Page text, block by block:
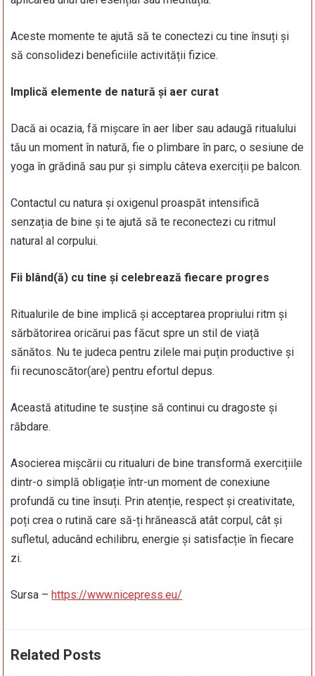
Aceste momente te ajută să te conectezi cu tine însuți și
să consolidezi beneficiile activității fizice.
Implică elemente de natură și aer curat
Dacă ai ocazia, fă mișcare în aer liber sau adaugă ritualului
tău un moment în natură, fie o plimbare în parc, o sesiune de
yoga în grădină sau pur și simplu câteva exerciții pe balcon.
Contactul cu natura și oxigenul proaspăt intensifică
senzația de bine și te ajută să te reconectezi cu ritmul
natural al corpului.
Fii blând(ă) cu tine și celebrează fiecare progres
Ritualurile de bine implică și acceptarea propriului ritm și
sărbătorirea oricărui pas făcut spre un stil de viață
sănătos. Nu te judeca pentru zilele mai puțin productive și
fii recunoscător(are) pentru efortul depus.
Această atitudine te susține să continui cu dragoste și
răbdare.
Asocierea mișcării cu ritualuri de bine transformă exercițiile
dintr-o simplă obligație într-un moment de conexiune
profundă cu tine însuți. Prin atenție, respect și creativitate,
poți crea o rutină care să-ți hrănească atât corpul, cât și
sufletul, aducând echilibru, energie și satisfacție în fiecare
zi.
Sursa –https://www.nicepress.eu/
Related Posts